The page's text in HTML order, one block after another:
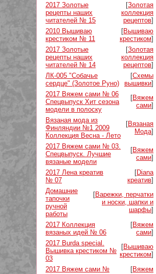
2017 Золотые
рецепты наших
читателей № 15
[Золотая
коллекция
рецептов]
2010 Вышиваю
крестиком № 11
[Вышиваю
крестиком]
2017 Золотые
рецепты наших
читателей № 14
[Золотая
коллекция
рецептов]
ЛК-005 "Собачье
сердце" (Золотое Руно)
[Схемы
вышивки]
2017 Вяжем сами № 06
Спецвыпуск Хит сезона
модели в полоску
[Вяжем
сами]
Вязаная мода из
Финляндии №1 2009
Коллекция Весна - Лето
[Вязаная
Мода]
2017 Вяжем сами № 03.
Спецвыпуск. Лучшие
вязаные модели
[Вяжем
сами]
2017 Лена креатив
№ 07
[Diana
креатив]
Домашние
тапочки
ручной
работы
[Варежки, перчатки
и носки, шапки и
шарфы]
2017 Коллекция
вязаных идей № 06
[Вяжем
сами]
2017 Burda special.
Вышивка крестиком №
03
[Вышиваю
крестиком]
2017 Вяжем сами №
[Вяжем